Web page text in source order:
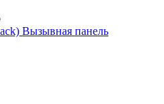
Вызывная панель